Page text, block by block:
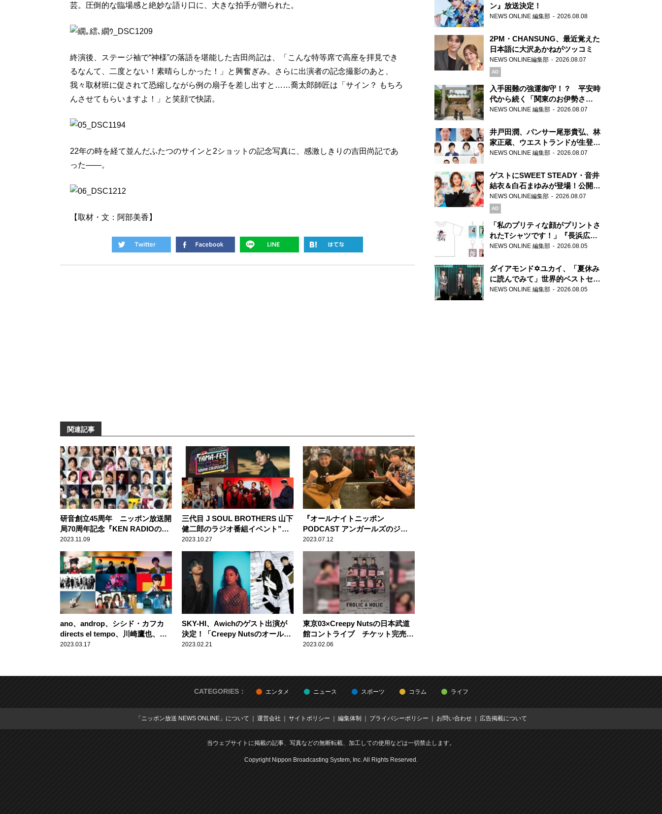
芸。圧倒的な臨場感と絶妙な語り口に、大きな拍手が贈られた。
終演後、ステージ袖で“神様”の落語を堪能した吉田尚記は、「こんな特等席で高座を拝見でき
るなんて、二度とない！素晴らしかった！」と興奮ぎみ。さらに出演者の記念撮影のあと、
我々取材班に促されて恐縮しながら例の扇子を差し出すと……喬太郎師匠は「サイン？ もちろ
んさせてもらいますよ！」と笑顔で快諾。
22年の時を経て並んだふたつのサインと2ショットの記念写真に、感激しきりの吉田尚記であ
った――。
【取材・文：阿部美香】
関連記事
研音創立45周年 ニッポン放送開
局70周年記念『KEN RADIOの時
間』 イベント詳細発表
2023.11.09
三代目 J SOUL BROTHERS 山下
健二郎のラジオ番組イベント”山
フェス”、4年振りに横浜アリーナ
で開催！「最高のエンタテインメ
ントをお届けします！」
2023.10.27
『オールナイトニッポン
PODCAST アンガールズのジャ
ンピン』が初のリアルベントを開
催！
2023.07.12
ano、androp、シシド・カフカ
directs el tempo、川崎鷹也、
SCANDAL、Tani Yuuki、BLUE
2023』 出演アーティスト＆コン
2023.03.17
SKY-HI、Awichのゲスト出演が
決定！「Creepy Nutsのオールナ
イトニッポン」が送る日比谷野音
2023.02.21
東京03×Creepy Nutsの日本武道
館コントライブ チケット完売で
期間限定配信が決定！
2023.02.06
ン』放送決定！
NEWS ONLINE 編集部 2026.08.08
2PM・CHANSUNG、最近覚えた
日本語に大沢あかねがツッコミ
NEWS ONLINE編集部 2026.08.07
AD
入手困難の強運御守！？ 平安時
代から続く「関東のお伊勢さ
ま」、芝大神宮にてランパンプス
NEWS ONLINE 編集部 2026.08.07
井戸田潤、パンサー尾形貴弘、林
家正蔵、ウエストランドが生登
場！『ラジオビバリー昼ズ』
NEWS ONLINE 編集部 2026.08.07
ゲストにSWEET STEADY・音井
結衣＆白石まゆみが登場！公開収
録で素顔全開！
NEWS ONLINE編集部 2026.08.07
AD
「私のプリティな顔がプリントさ
れたTシャツです！」『長浜広奈
天下無双』初の番組グッズ発売
NEWS ONLINE 編集部 2026.08.05
ダイアモンド✡ユカイ、「夏休み
に読んでみて」世界的ベストセラ
ー『アナスタシア』を紹介
NEWS ONLINE 編集部 2026.08.05
CATEGORIES： エンタメ ニュース スポーツ コラム ライフ
「ニッポン放送 NEWS ONLINE」について 運営会社 サイトポリシー 編集体制 プライバシーポリシー お問い合わせ 広告掲載について
当ウェブサイトに掲載の記事、写真などの無断転載、加工しての使用などは一切禁止します。
Copyright Nippon Broadcasting System, Inc. All Rights Reserved.